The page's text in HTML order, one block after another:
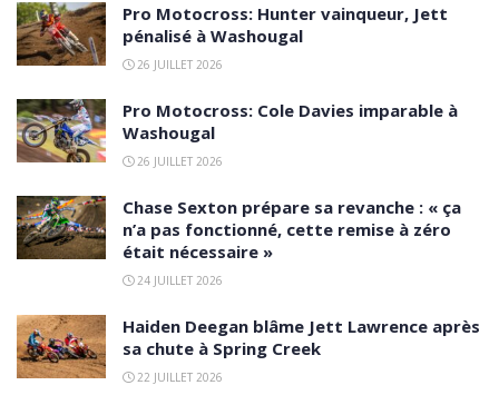
Pro Motocross: Hunter vainqueur, Jett
pénalisé à Washougal
26 JUILLET 2026
Pro Motocross: Cole Davies imparable à
Washougal
26 JUILLET 2026
Chase Sexton prépare sa revanche : « ça
n’a pas fonctionné, cette remise à zéro
était nécessaire »
24 JUILLET 2026
Haiden Deegan blâme Jett Lawrence après
sa chute à Spring Creek
22 JUILLET 2026